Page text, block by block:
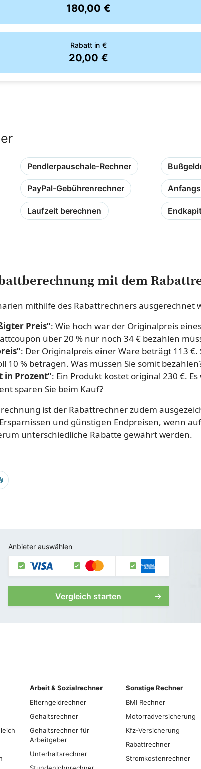
180,00 €
Rabatt in €
20,00 €
Pendlerpauschale-Rechner
PayPal-Gebührenrechner
Laufzeit berechnen
mit dem
mithilfe des Rabattrechners ausgerechnet
Preis”: Wie hoch war der Originalpreis
über 20 % nur noch 34 € bezahlen
: Der Originalpreis einer Ware beträgt 113
10 % betragen. Was müssen Sie somit
in Prozent”: Ein Produkt kostet original 230 €.
sparen Sie beim Kauf?
ist der Rabattrechner zudem
und günstigen Endpreisen, wenn
unterschiedliche Rabatte gewährt werden.
Anbieter auswählen
Vergleich starten
Arbeit & Sozialrechner
Elterngeldrechner
Gehaltsrechner
Gehaltsrechner für
Arbeitgeber
Unterhaltsrechner
Sonstige Rechner
BMI Rechner
Motorradversicherung
Kfz-Versicherung
Rabattrechner
Stromkostenrechner